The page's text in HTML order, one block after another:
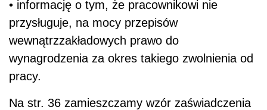
• informację o tym, że pracownikowi nie
przysługuje, na mocy przepisów
wewnątrzzakładowych prawo do
wynagrodzenia za okres takiego zwolnienia od
pracy.
Na str. 36 zamieszczamy wzór zaświadczenia